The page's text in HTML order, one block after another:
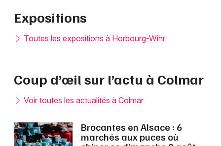
Expositions
Toutes les expositions à Horbourg-Wihr
Coup d’œil sur l’actu à Colmar
Voir toutes les actualités à Colmar
Brocantes en Alsace : 6
marchés aux puces où